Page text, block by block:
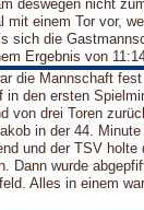
deswegen nicht
einem Tor vor,
sich die
Ergebnis von
die Mannschaft
den ersten
von drei Toren
in der 44.
und der TSV
Dann wurde
Alles in einem